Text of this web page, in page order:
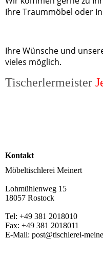
Ihre Traummöbel oder
Ihre Wünsche und
vieles möglich.
Tischerlermeister
Kontakt
Möbeltischlerei Meinert
Lohmühlenweg 15
18057 Rostock
Tel: +49 381 2018010
Fax: +49 381 2018011
E-Mail: post@tischlerei-